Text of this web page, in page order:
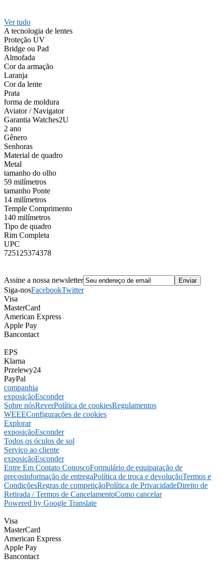
Ver tudo
A tecnologia de lentes
Proteção UV
Bridge ou Pad
Almofada
Cor da armação
Laranja
Cor da lente
Prata
forma de moldura
Aviator / Navigator
Garantia Watches2U
2 ano
Gênero
Senhoras
Material de quadro
Metal
tamanho do olho
59 milímetros
tamanho Ponte
14 milímetros
Temple Comprimento
140 milímetros
Tipo de quadro
Rim Completa
UPC
725125374378
Assine a nossa newsletter
Siga-nosFacebookTwitter
Visa
MasterCard
American Express
Apple Pay
Bancontact
EPS
Klarna
Przelewy24
PayPal
companhia
exposiçãoEsconder
Sobre nósReverPolítica de cookiesRegulamentos
WEEEConfigurações de cookies
Explorar
exposiçãoEsconder
Todos os óculos de sol
Serviço ao cliente
exposiçãoEsconder
Entre Em Contato ConoscoFormulário de equiparação de
preçosinformação de entregaPolítica de troca e devoluçãoTermos e
CondiçõesRegras de competiçãoPolítica de PrivacidadeDireito de
Retirada / Termos de CancelamentoComo cancelar
Powered by Google Translate
Visa
MasterCard
American Express
Apple Pay
Bancontact